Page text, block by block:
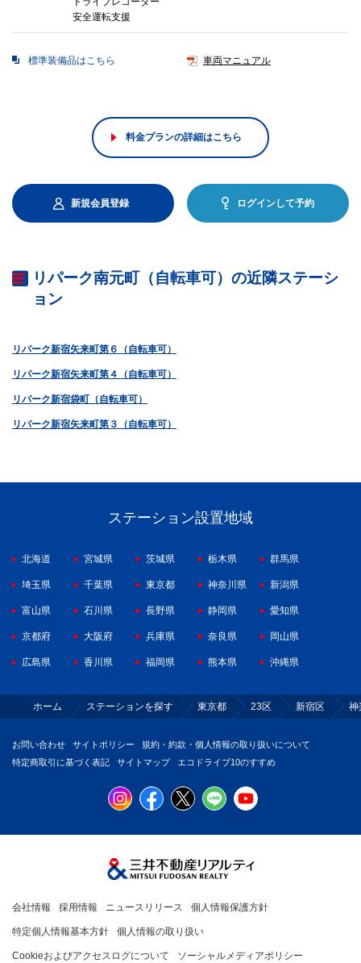
安全運転支援
標準装備品はこちら 車両マニュアル
料金プランの詳細はこちら
新規会員登録 ログインして予約
リパーク南元町（自転車可）の近隣ステーシ
ョン
リパーク新宿矢来町第６（自転車可）
リパーク新宿矢来町第４（自転車可）
リパーク新宿袋町（自転車可）
リパーク新宿矢来町第３（自転車可）
ステーション設置地域
北海道 宮城県 茨城県 栃木県 群馬県
埼玉県 千葉県 東京都 神奈川県 新潟県
富山県 石川県 長野県 静岡県 愛知県
京都府 大阪府 兵庫県 奈良県 岡山県
広島県 香川県 福岡県 熊本県 沖縄県
ホーム ステーションを探す 東京都 23区 新宿区 神
お問い合わせ サイトポリシー
規約・約款・個人情報の取り扱いについて
特定商取引に基づく表記
サイトマップ エコドライブ10のすすめ
会社情報 採用情報 ニュースリリース 個人情報保護方針
特定個人情報基本方針 個人情報の取り扱い
Cookieおよびアクセスログについて ソーシャルメディアポリシー